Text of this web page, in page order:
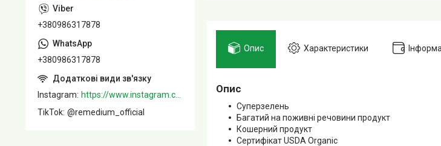
Опис Характеристики
Опис
Суперзелень
Багатий на поживні речовини продукт
Кошерний продукт
Сертифікат USDA Organic
+380986317878
+380986317878
Instagram
https://www.instagram.com/remedium_ua/
TikTok @remedium_official